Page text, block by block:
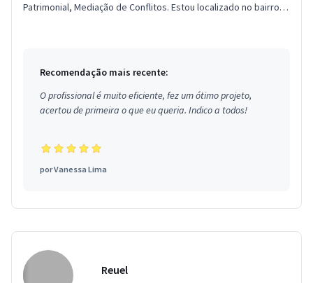
Patrimonial, Mediação de Conflitos. Estou localizado no bairro
Recomendação mais recente:
O profissional é muito eficiente, fez um ótimo projeto,
acertou de primeira o que eu queria. Indico a todos!
porVanessa Lima
Reuel